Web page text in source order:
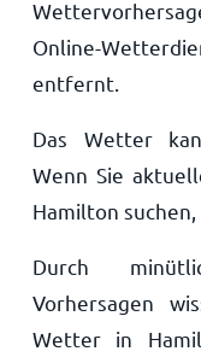
Online-
entfernt.
Das Wetter
Wenn Sie
Hamilton suchen,
Durch
Vorhersagen
Wetter in